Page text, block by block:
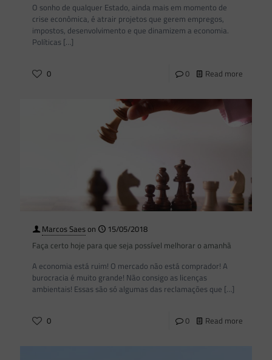
O sonho de qualquer Estado, ainda mais em momento de
crise econômica, é atrair projetos que gerem empregos,
impostos, desenvolvimento e que dinamizem a economia.
Políticas […]
0 0 Read more
Marcos Saeson
15/05/2018
Faça certo hoje para que seja possível melhorar o amanhã
A economia está ruim! O mercado não está comprador! A
burocracia é muito grande! Não consigo as licenças
ambientais! Essas são só algumas das reclamações que […]
0 0 Read more